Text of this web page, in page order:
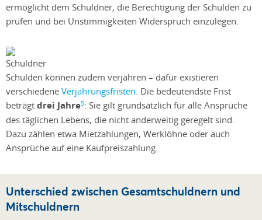
ermöglicht dem Schuldner, die Berechtigung der Schulden zu
prüfen und bei Unstimmigkeiten Widerspruch einzulegen.
Schulden können zudem verjähren – dafür existieren
verschiedene Verjährungsfristen. Die bedeutendste Frist
beträgt drei Jahre5: Sie gilt grundsätzlich für alle Ansprüche
des täglichen Lebens, die nicht anderweitig geregelt sind.
Dazu zählen etwa Mietzahlungen, Werklöhne oder auch
Ansprüche auf eine Kaufpreiszahlung.
Unterschied zwischen Gesamtschuldnern und
Mitschuldnern